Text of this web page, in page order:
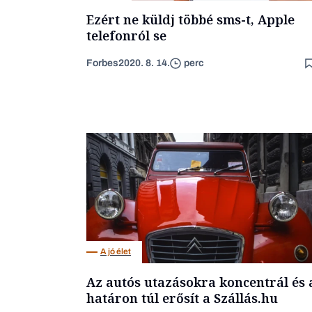
Ezért ne küldj többé sms-t, Apple
telefonról se
Forbes2020. 8. 14. perc
A jó élet
Az autós utazásokra koncentrál és
határon túl erősít a Szállás.hu